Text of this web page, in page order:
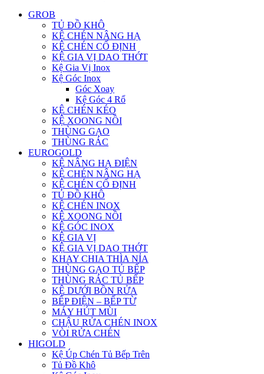
GROB
TỦ ĐỒ KHÔ
KỆ CHÉN NÂNG HẠ
KỆ CHÉN CỐ ĐỊNH
KỆ GIA VỊ DAO THỚT
Kệ Gia Vị Inox
Kệ Góc Inox
Góc Xoay
Kệ Góc 4 Rổ
KỆ CHÉN KÉO
KỆ XOONG NỒI
THÙNG GẠO
THÙNG RÁC
EUROGOLD
KỆ NÂNG HẠ ĐIỆN
KỆ CHÉN NÂNG HẠ
KỆ CHÉN CỐ ĐỊNH
TỦ ĐỒ KHÔ
KỆ CHÉN INOX
KỆ XOONG NỒI
KỆ GÓC INOX
KỆ GIA VỊ
KỆ GIA VỊ DAO THỚT
KHAY CHIA THÌA NỈA
THÙNG GẠO TỦ BẾP
THÙNG RÁC TỦ BẾP
KỆ DƯỚI BỒN RỬA
BẾP ĐIỆN – BẾP TỪ
MÁY HÚT MÙI
CHẬU RỬA CHÉN INOX
VÒI RỬA CHÉN
HIGOLD
Kệ Úp Chén Tủ Bếp Trên
Tủ Đồ Khô